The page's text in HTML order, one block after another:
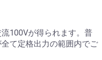
100Vが得られます。普
て定格出力の範囲内でご